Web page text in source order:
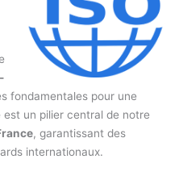
fondamentales pour une
un pilier central de notre
, garantissant des
internationaux.